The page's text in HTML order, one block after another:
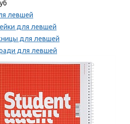
левшей
для левшей
для левшей
для левшей
для левшей